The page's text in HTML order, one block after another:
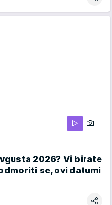
2026? Vi birate
se, ovi datumi